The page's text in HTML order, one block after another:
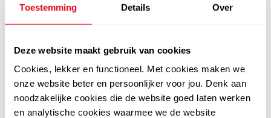
Toestemming Details Over
Deze website maakt gebruik van cookies
Cookies, lekker en functioneel. Met cookies maken we
onze website beter en persoonlijker voor jou. Denk aan
noodzakelijke cookies die de website goed laten werken
en analytische cookies waarmee we de website